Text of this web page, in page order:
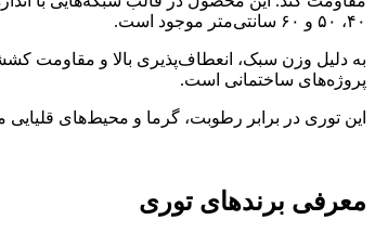
۴۰، ۵۰ و ۶۰ سانتی‌متر موجود است.
پروژه‌های ساختمانی است.
این توری در برابر رطوبت، گرما و محیط‌های
معرفی برندهای توری